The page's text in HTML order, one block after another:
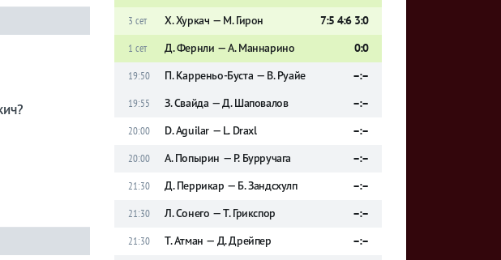
3 сет Х. Хуркач — М. Гирон 7:5 4:6 3:0
1 сет Д. Фернли — А. Маннарино 0:0
19:50 П. Карреньо-Буста — В. Руайе –:–
19:55 З. Свайда — Д. Шаповалов –:–
20:00 D. Aguilar — L. Draxl –:–
20:00 А. Попырин — Р. Бурручага –:–
21:30 Д. Перрикар — Б. Зандсхулп –:–
21:30 Л. Сонего — Т. Грикспор –:–
21:30 Т. Атман — Д. Дрейпер –:–